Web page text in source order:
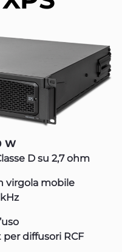
W
D su 2,7 ohm
virgola mobile
diffusori RCF